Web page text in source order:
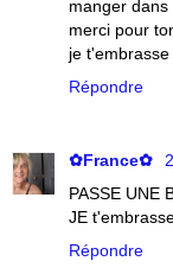
manger
merci pour
je t'embrasse
Répondre
✿France✿
PASSE UNE
JE
Répondre